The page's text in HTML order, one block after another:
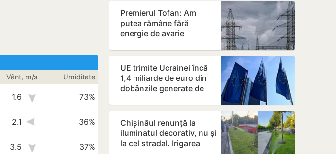
Vânt, m/s Umiditate
1.6 73%
2.1 36%
3.5 37%
Premierul Tofan: Am
putea rămâne fără
energie de avarie
UE trimite Ucrainei încă
1,4 miliarde de euro din
dobânzile generate de
Chișinăul renunță la
iluminatul decorativ, nu și
la cel stradal. Irigarea